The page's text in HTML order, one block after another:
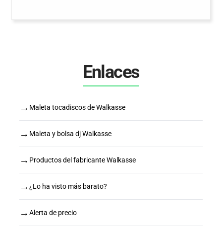
Enlaces
→ Maleta tocadiscos de Walkasse
→ Maleta y bolsa dj Walkasse
→ Productos del fabricante Walkasse
→ ¿Lo ha visto más barato?
→ Alerta de precio